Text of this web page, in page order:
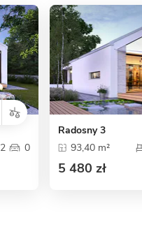
2 0
Radosny 3
93,40 m²
5 480 zł